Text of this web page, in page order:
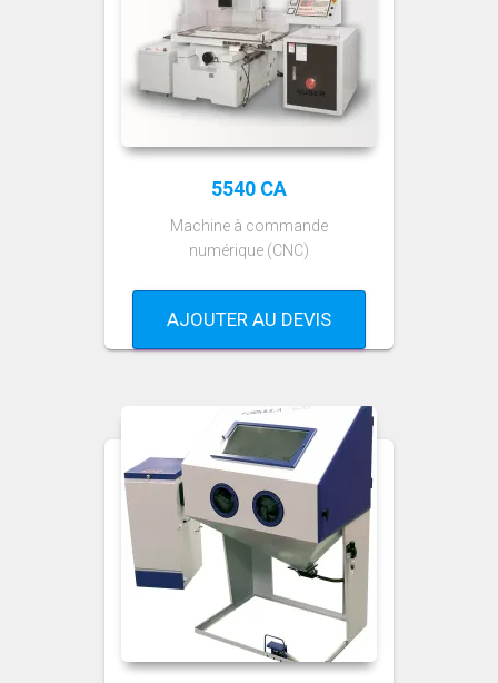
5540 CA
Machine à commande
numérique (CNC)
AJOUTER AU DEVIS